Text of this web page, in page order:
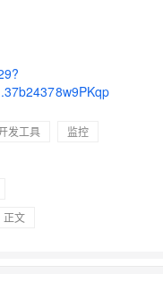
发工具
监控
正文